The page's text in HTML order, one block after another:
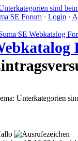
SE Forum· Login ·
Unterkategorien